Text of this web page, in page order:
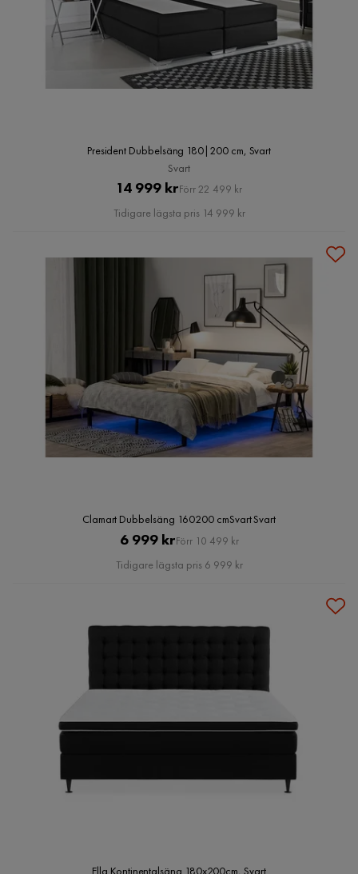
President Dubbelsäng 180|200 cm, Svart
Svart
Pris
14 999 krOriginal
Pris
Förr 22 499 kr
Tidigare lägsta pris 14 999 kr
Clamart Dubbelsäng 160200 cmSvart Svart
Pris
6 999 krOriginal
Pris
Förr 10 499 kr
Tidigare lägsta pris 6 999 kr
Ella Kontinentalsäng 180x200cm, Svart